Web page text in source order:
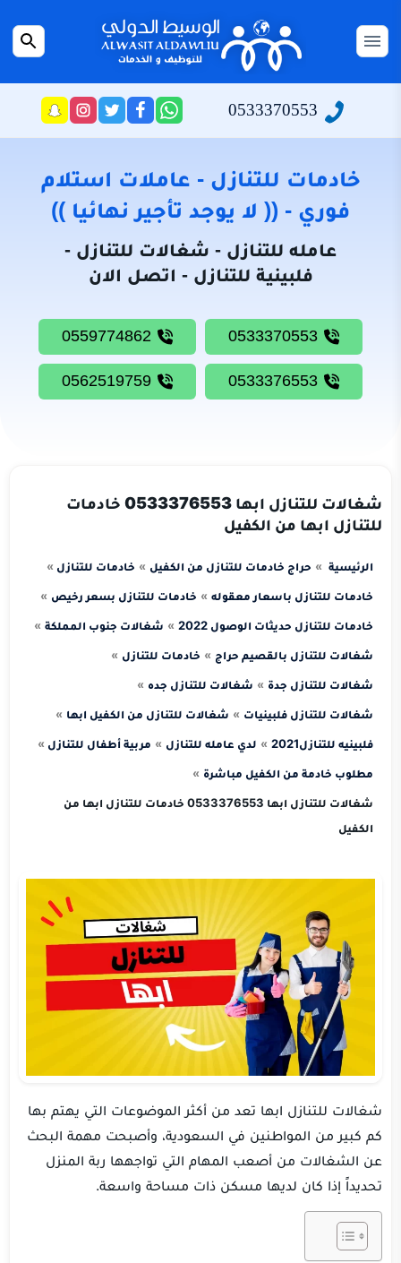
المحتوىالقائمة
الرئيسية
سياسة
من
نحن
خادمات
للتنازل
شغالات
للتنازل
بحث
0533370553
راسلنا
عبر
تابعنا
على
فيسبوك
تابعنا
على
تويتر
تابعنا
على
انستجرام
خادمات للتنازل - عاملات استلام
فوري - (( لا يوجد تأجير نهائيا ))
عامله للتنازل - شغالات للتنازل -
فلبينية للتنازل - اتصل الان
شغالات للتنازل ابها 0533376553 خادمات
للتنازل ابها من الكفيل
الرئيسية حراج خادمات للتنازل من الكفيل خادمات للتنازل
خادمات للتنازل باسعار معقوله خادمات للتنازل بسعر رخيص
خادمات للتنازل حديثات الوصول 2022 شغالات جنوب المملكة
شغالات للتنازل بالقصيم حراج خادمات للتنازل
شغالات للتنازل جدة شغالات للتنازل جده
شغالات للتنازل فلبينيات شغالات للتنازل من الكفيل ابها
فلبينيه للتنازل2021 لدي عامله للتنازل مربية أطفال للتنازل
مطلوب خادمة من الكفيل مباشرة
شغالات للتنازل ابها 0533376553 خادمات للتنازل ابها من
الكفيل
شغالات للتنازل ابها تعد من أكثر الموضوعات التي يهتم بها
كم كبير من المواطنين في السعودية، وأصبحت مهمة البحث
عن الشغالات من أصعب المهام التي تواجهها ربة المنزل
تحديداً إذا كان لديها مسكن ذات مساحة واسعة.